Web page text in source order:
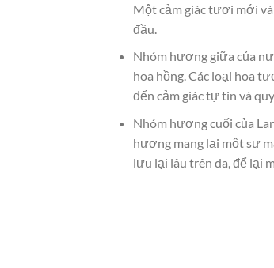
Một cảm giác tươi mới
đầu.
Nhóm hương giữa của
hoa hồng. Các loại hoa
đến cảm giác tự tin và
Nhóm hương cuối của
hương mang lại một sự
lưu lại lâu trên da, để lại